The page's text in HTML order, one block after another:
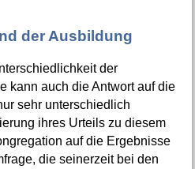
der Ausbildung
der
kann auch die Antwort auf die
sehr unterschiedlich
ihres Urteils zu diesem
auf die Ergebnisse
die seinerzeit bei den